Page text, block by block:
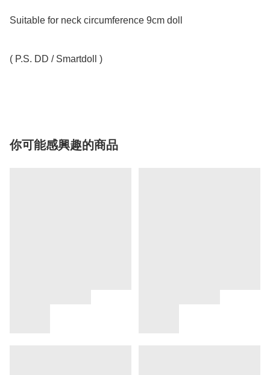
Suitable for neck circumference 9cm doll
( P.S. DD / Smartdoll )
你可能感興趣的商品